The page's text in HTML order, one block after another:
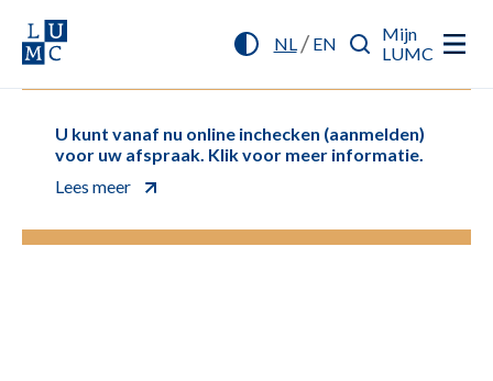
NL/ EN
Mijn
LUMC
U kunt vanaf nu online inchecken (aanmelden)
voor uw afspraak. Klik voor meer informatie.
Lees meer